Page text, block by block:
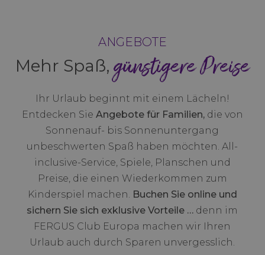
ANGEBOTE
Mehr Spaß, günstigere Preise
Ihr Urlaub beginnt mit einem Lächeln!
Entdecken Sie Angebote für Familien, die von
Sonnenauf- bis Sonnenuntergang
unbeschwerten Spaß haben möchten. All-
inclusive-Service, Spiele, Planschen und
Preise, die einen Wiederkommen zum
Kinderspiel machen. Buchen Sie online und
sichern Sie sich exklusive Vorteile … denn im
FERGUS Club Europa machen wir Ihren
Urlaub auch durch Sparen unvergesslich.